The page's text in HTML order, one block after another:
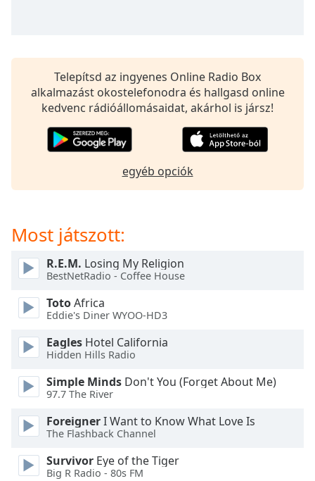
off,
selected
subtitles
settings ,
settings
off,
Audio
Picture-
Picture
Fullscreen
modal
window.
Beginning
Telepítsd az ingyenes Online Radio Box
alkalmazást okostelefonodra és hallgasd online
kedvenc rádióállomásaidat, akárhol is jársz!
egyéb opciók
Most játszott:
R.E.M. Losing My Religion
BestNetRadio - Coffee House
TotoAfrica
Eddie's Diner WYOO-HD3
Eagles Hotel California
Hidden Hills Radio
Simple Minds Don't You (Forget About Me)
97.7 The River
ForeignerI Want to Know What Love Is
The Flashback Channel
Survivor Eye of the Tiger
Big R Radio - 80s FM